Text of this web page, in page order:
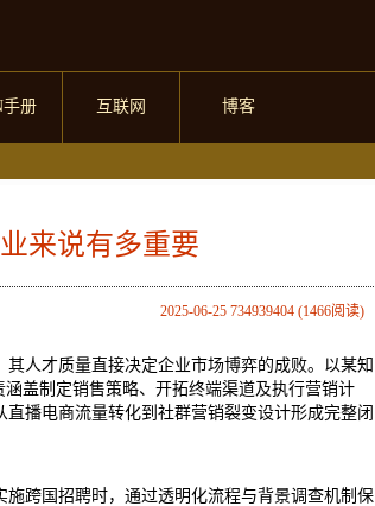
手册 互联网 博客
来说有多重要
2025-06-25 734939404 (1466阅读)
人才质量直接决定企业市场博弈的成败。以某知
盖制定销售策略、开拓终端渠道及执行营销计
播电商流量转化到社群营销裂变设计形成完整闭
跨国招聘时，通过透明化流程与背景调查机制保